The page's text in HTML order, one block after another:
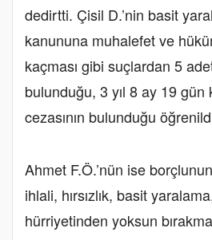
dedirtti. Çisil D.’nin basit
kanununa muhalefet ve
kaçması gibi suçlardan 5
bulunduğu, 3 yıl 8 ay 19
cezasının bulunduğu
Ahmet F.Ö.’nün ise
ihlali, hırsızlık, basit
hürriyetinden yoksun